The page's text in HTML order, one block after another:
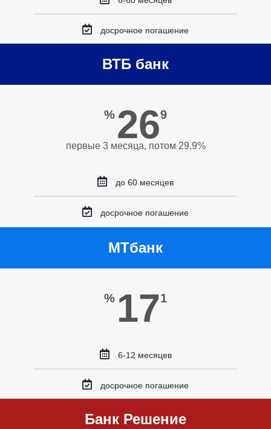
досрочное погашение
ВТБ банк
% 269
первые 3 месяца, потом 29,9%
до 60 месяцев
досрочное погашение
МТбанк
% 171
6-12 месяцев
досрочное погашение
Банк Решение